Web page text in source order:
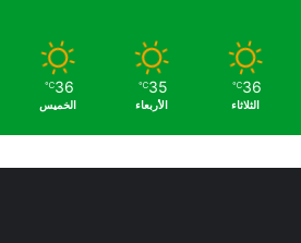
36
℃
الثلاثاء
35
℃
الأربعاء
36
℃
الخميس